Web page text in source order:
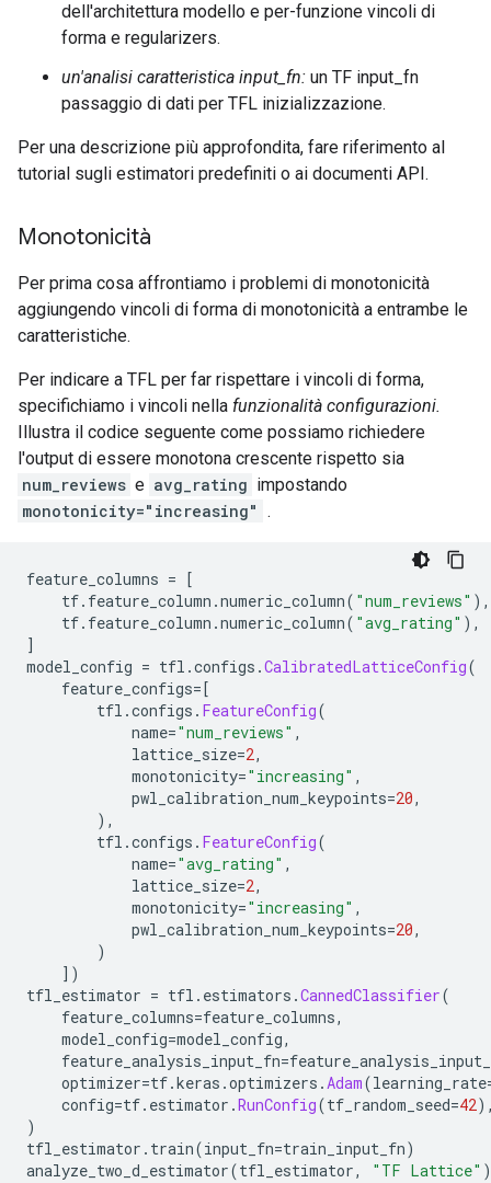
dell'architettura modello e per-funzione vincoli di
forma e regularizers.
un'analisi caratteristica input_fn: un TF input_fn
passaggio di dati per TFL inizializzazione.
Per una descrizione più approfondita, fare riferimento al
tutorial sugli estimatori predefiniti o ai documenti API.
Monotonicità
Per prima cosa affrontiamo i problemi di monotonicità
aggiungendo vincoli di forma di monotonicità a entrambe le
caratteristiche.
Per indicare a TFL per far rispettare i vincoli di forma,
specifichiamo i vincoli nella funzionalità configurazioni.
Illustra il codice seguente come possiamo richiedere
l'output di essere monotona crescente rispetto sia
num_reviews e avg_rating impostando
monotonicity="increasing" .
feature_columns =
[
tf. feature_column .numeric_column( "num_reviews" ),
tf. feature_column .numeric_column( "avg_rating" ),
]
model_config = tfl .configs .CalibratedLatticeConfig(
feature_configs=[
tfl .configs . FeatureConfig(
name="num_reviews" ,
lattice_size=2,
monotonicity="increasing" ,
pwl_calibration_num_keypoints=20,
),
tfl .configs . FeatureConfig(
name="avg_rating" ,
lattice_size=2,
monotonicity="increasing" ,
pwl_calibration_num_keypoints=20,
)
])
tfl_estimator = tfl . estimators .CannedClassifier(
feature_columns=feature_columns,
model_config=model_config,
feature_analysis_input_fn=
optimizer=tf.keras .optimizers .Adam(learning_rate
config=tf. estimator .RunConfig(tf_random_seed=42
)
tfl_estimator . train(input_fn=train_input_fn)
analyze_two_d_estimator(tfl_estimator, "TF Lattice" )